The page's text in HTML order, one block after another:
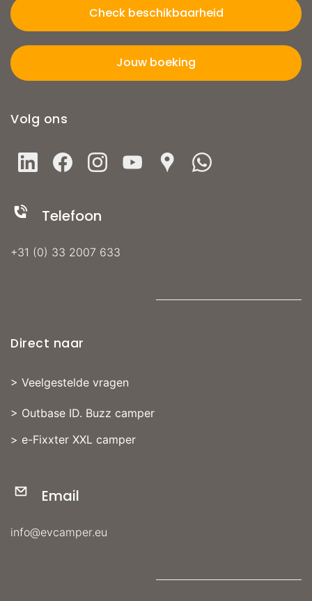
Check beschikbaarheid
Jouw boeking
Volg ons
Telefoon
+31 (0) 33 2007 633
Direct naar
> Veelgestelde vragen
> Outbase ID. Buzz camper
> e-Fixxter XXL camper
Email
info@evcamper.eu